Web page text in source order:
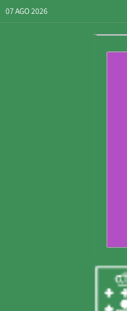
07 AGO 2026